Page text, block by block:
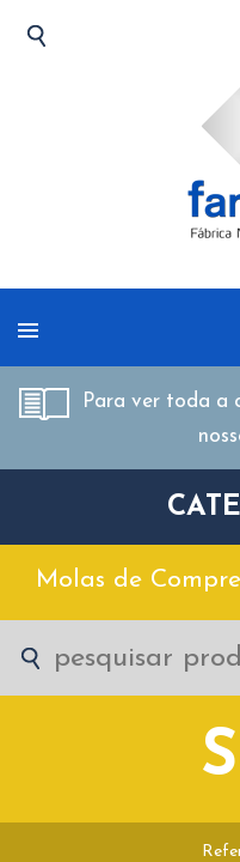
Para ver toda a
Molas de